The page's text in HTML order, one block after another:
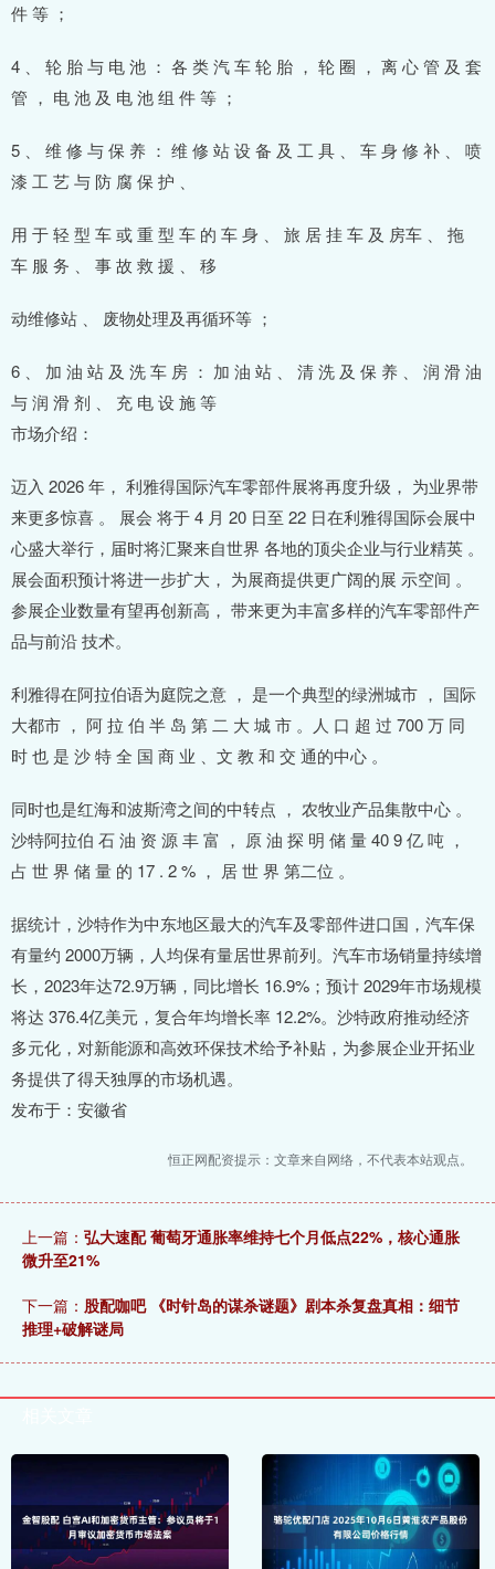
件 等 ；
4 、 轮 胎 与 电 池 ： 各 类 汽 车 轮 胎 ， 轮 圈 ， 离 心 管 及 套
管 ， 电 池 及 电 池 组 件 等 ；
5 、 维 修 与 保 养 ： 维 修 站 设 备 及 工 具 、 车 身 修 补 、 喷
漆 工 艺 与 防 腐 保 护 、
用 于 轻 型 车 或 重 型 车 的 车 身 、 旅 居 挂 车 及 房车 、 拖
车 服 务 、 事 故 救 援 、 移
动维修站 、 废物处理及再循环等 ；
6 、 加 油 站 及 洗 车 房 ： 加 油 站 、 清 洗 及 保 养 、 润 滑 油
与 润 滑 剂 、 充 电 设 施 等
市场介绍：
迈入 2026 年， 利雅得国际汽车零部件展将再度升级， 为业界带
来更多惊喜 。 展会 将于 4 月 20 日至 22 日在利雅得国际会展中
心盛大举行，届时将汇聚来自世界 各地的顶尖企业与行业精英 。
展会面积预计将进一步扩大， 为展商提供更广阔的展 示空间 。
参展企业数量有望再创新高， 带来更为丰富多样的汽车零部件产
品与前沿 技术。
利雅得在阿拉伯语为庭院之意 ， 是一个典型的绿洲城市 ， 国际
大都市 ， 阿 拉 伯 半 岛 第 二 大 城 市 。人 口 超 过 700 万 同
时 也 是 沙 特 全 国 商 业 、文 教 和 交 通的中心 。
同时也是红海和波斯湾之间的中转点 ， 农牧业产品集散中心 。
沙特阿拉伯 石 油 资 源 丰 富 ， 原 油 探 明 储 量 40 9 亿 吨 ，
占 世 界 储 量 的 17 . 2 % ， 居 世 界 第二位 。
据统计，沙特作为中东地区最大的汽车及零部件进口国，汽车保
有量约 2000万辆，人均保有量居世界前列。汽车市场销量持续增
长，2023年达72.9万辆，同比增长 16.9%；预计 2029年市场规模
将达 376.4亿美元，复合年均增长率 12.2%。沙特政府推动经济
多元化，对新能源和高效环保技术给予补贴，为参展企业开拓业
务提供了得天独厚的市场机遇。
发布于：安徽省
恒正网配资提示：文章来自网络，不代表本站观点。
上一篇： 弘大速配 葡萄牙通胀率维持七个月低点22%，核心通胀
微升至21%
下一篇： 股配咖吧 《时针岛的谋杀谜题》剧本杀复盘真相：细节
推理+破解谜局